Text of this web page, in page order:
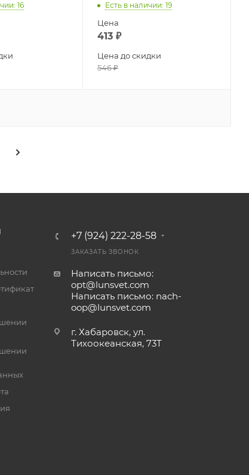
: 16 Есть в наличии: 19
Цена
413₽
Цена до скидки
546₽
+7 (924) 222-28-58
ЗАКАЗАТЬ ЗВОНОК
Написать письмо:
opt@lunsvet.com
Написать письмо: nach-
oop@lunsvet.com
г. Хабаровск, ул.
Тихоокеанская, 73Т